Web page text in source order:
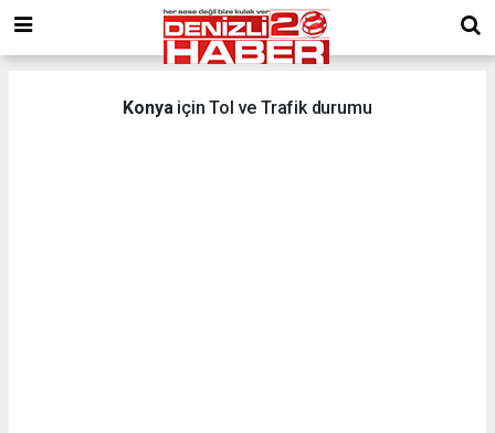
Konya için Tol ve Trafik durumu